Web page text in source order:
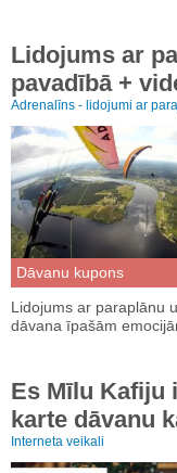
Lidojums ar
pavadībā +
Adrenalīns - lidojumi ar
Dāvanu kupons
Lidojums ar paraplānu
dāvana īpašām
Es Mīlu Kafiju
karte dāvanu
Interneta veikali